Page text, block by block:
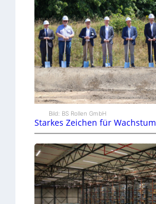
Bild: BS Rollen GmbH
Starkes Zeichen für Wachstum